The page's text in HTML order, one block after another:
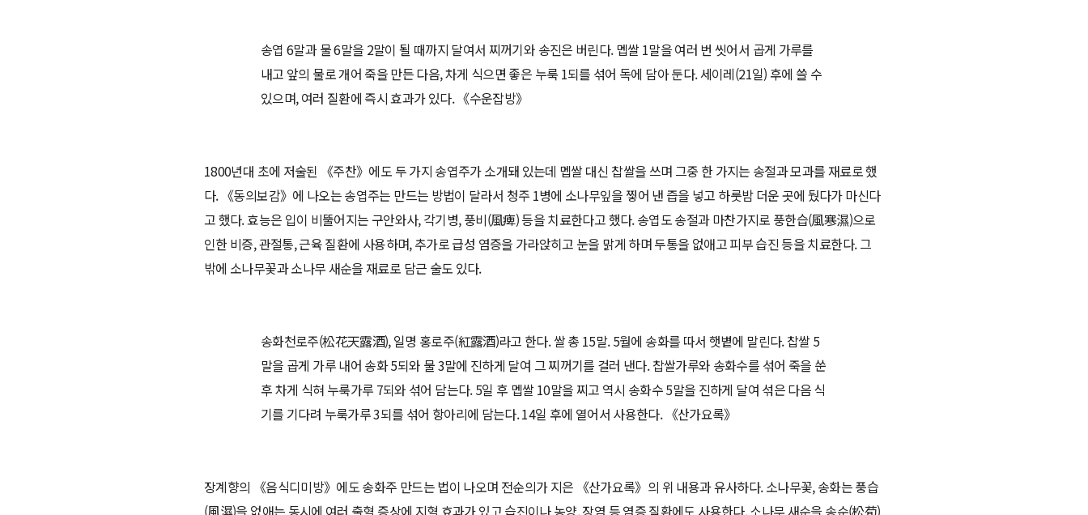
송엽 6말과 물 6말을 2말이 될 때까지 달여서 찌꺼기와 송진은 버린다. 멥쌀 1말을 여러 번 씻어서 곱게 가루를
내고 앞의 물로 개어 죽을 만든 다음, 차게 식으면 좋은 누룩 1되를 섞어 독에 담아 둔다. 세이레(21일) 후에 쓸 수
있으며, 여러 질환에 즉시 효과가 있다. 《수운잡방》
1800년대 초에 저술된 《주찬》에도 두 가지 송엽주가 소개돼 있는데 멥쌀 대신 찹쌀을 쓰며 그중 한 가지는 송절과 모과를 재료로 했
다. 《동의보감》에 나오는 송엽주는 만드는 방법이 달라서 청주 1병에 소나무잎을 찧어 낸 즙을 넣고 하룻밤 더운 곳에 뒀다가 마신다
고 했다. 효능은 입이 비뚤어지는 구안와사, 각기병, 풍비(風痺) 등을 치료한다고 했다. 송엽도 송절과 마찬가지로 풍한습(風寒濕)으로
인한 비증, 관절통, 근육 질환에 사용하며, 추가로 급성 염증을 가라앉히고 눈을 맑게 하며 두통을 없애고 피부 습진 등을 치료한다. 그
밖에 소나무꽃과 소나무 새순을 재료로 담근 술도 있다.
송화천로주(松花天露酒), 일명 홍로주(紅露酒)라고 한다. 쌀 총 15말. 5월에 송화를 따서 햇볕에 말린다. 찹쌀 5
말을 곱게 가루 내어 송화 5되와 물 3말에 진하게 달여 그 찌꺼기를 걸러 낸다. 찹쌀가루와 송화수를 섞어 죽을 쑨
후 차게 식혀 누룩가루 7되와 섞어 담는다. 5일 후 멥쌀 10말을 찌고 역시 송화수 5말을 진하게 달여 섞은 다음 식
기를 기다려 누룩가루 3되를 섞어 항아리에 담는다. 14일 후에 열어서 사용한다. 《산가요록》
장계향의 《음식디미방》에도 송화주 만드는 법이 나오며 전순의가 지은 《산가요록》의 위 내용과 유사하다. 소나무꽃, 송화는 풍습